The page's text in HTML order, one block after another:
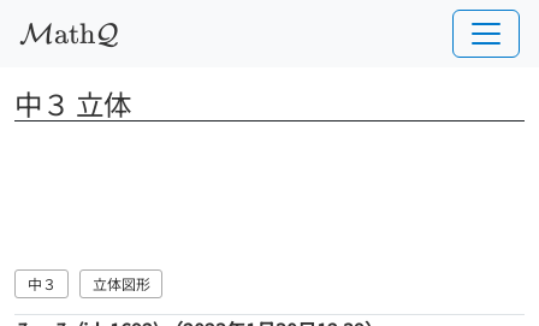
MathQ
中３ 立体
中３ 立体図形